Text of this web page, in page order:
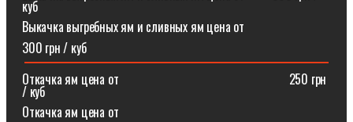
куб
Выкачка выгребных ям и сливных ям цена от
300 грн / куб
Откачка ям цена от ⠀⠀⠀⠀⠀⠀⠀⠀⠀⠀⠀⠀⠀⠀⠀⠀⠀⠀250 грн
/ куб
Откачка ям цена от